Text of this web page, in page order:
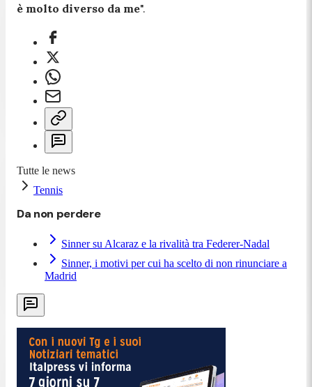
è molto diverso da me".
Tutte le news
Tennis
Da non perdere
Sinner su Alcaraz e la rivalità tra Federer-Nadal
Sinner, i motivi per cui ha scelto di non rinunciare a
Madrid